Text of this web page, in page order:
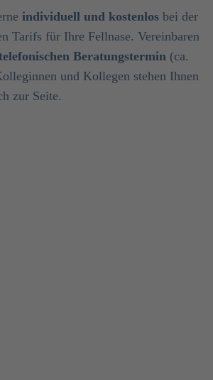
individuell und kostenlos bei der
Tarifs für Ihre Fellnase. Vereinbaren
Beratungstermin (ca.
und Kollegen stehen Ihnen
zur Seite.